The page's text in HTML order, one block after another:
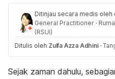
Ditinjau secara medis oleh
General Practitioner ·
(RSUI)
Ditulis oleh Zulfa Azza Adhini ·
Sejak zaman dahulu,